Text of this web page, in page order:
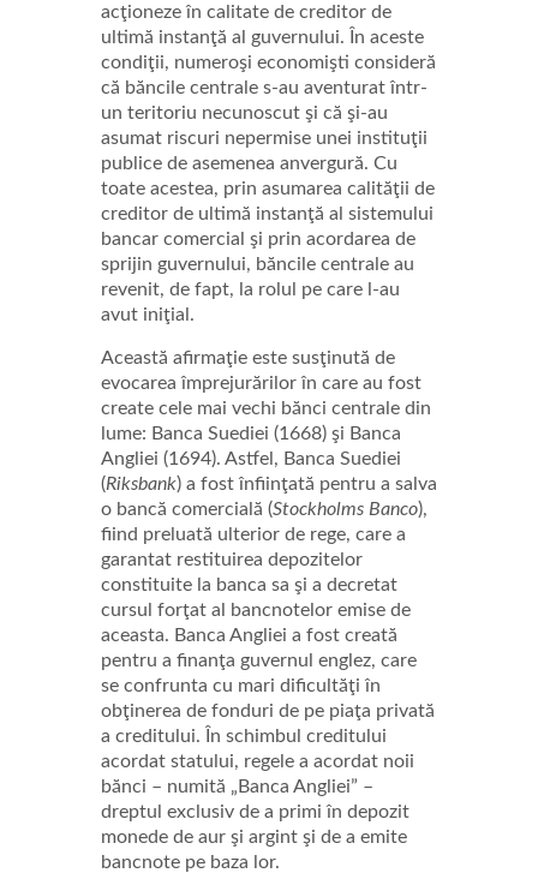
acţioneze în calitate de creditor de
ultimă instanţă al guvernului. În aceste
condiţii, numeroşi economişti consideră
că băncile centrale s-au aventurat într-
un teritoriu necunoscut şi că şi-au
asumat riscuri nepermise unei instituţii
publice de asemenea anvergură. Cu
toate acestea, prin asumarea calităţii de
creditor de ultimă instanţă al sistemului
bancar comercial şi prin acordarea de
sprijin guvernului, băncile centrale au
revenit, de fapt, la rolul pe care l-au
avut iniţial.
Această afirmaţie este susţinută de
evocarea împrejurărilor în care au fost
create cele mai vechi bănci centrale din
lume: Banca Suediei (1668) şi Banca
Angliei (1694). Astfel, Banca Suediei
(Riksbank) a fost înfiinţată pentru a salva
o bancă comercială (Stockholms Banco),
fiind preluată ulterior de rege, care a
garantat restituirea depozitelor
constituite la banca sa şi a decretat
cursul forţat al bancnotelor emise de
aceasta. Banca Angliei a fost creată
pentru a finanţa guvernul englez, care
se confrunta cu mari dificultăţi în
obţinerea de fonduri de pe piaţa privată
a creditului. În schimbul creditului
acordat statului, regele a acordat noii
bănci – numită „Banca Angliei” –
dreptul exclusiv de a primi în depozit
monede de aur şi argint şi de a emite
bancnote pe baza lor.